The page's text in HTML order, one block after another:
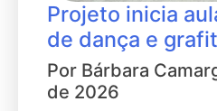
Projeto inicia
de dança e
Por Bárbara
de 2026